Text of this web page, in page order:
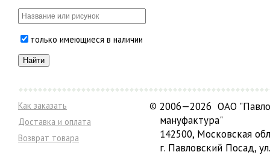
только имеющиеся в наличии
Как заказать
Доставка и оплата
Возврат товара
© 2006—2026 ОАО
мануфактура"
142500, Московская
г. Павловский Посад,